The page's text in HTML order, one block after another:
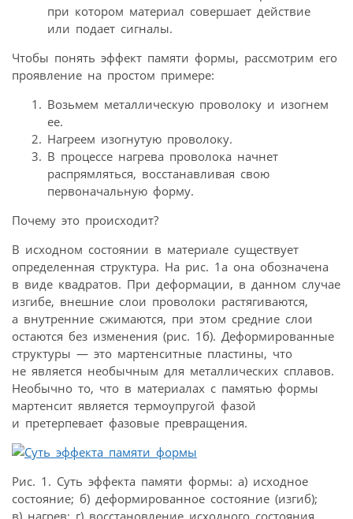
при котором материал совершает действие
или подает сигналы.
Чтобы понять эффект памяти формы, рассмотрим его
проявление на простом примере:
Возьмем металлическую проволоку и изогнем
ее.
Нагреем изогнутую проволоку.
В процессе нагрева проволока начнет
распрямляться, восстанавливая свою
первоначальную форму.
Почему это происходит?
В исходном состоянии в материале существует
определенная структура. На рис. 1а она обозначена
в виде квадратов. При деформации, в данном случае
изгибе, внешние слои проволоки растягиваются,
а внутренние сжимаются, при этом средние слои
остаются без изменения (рис. 1б). Деформированные
структуры — это мартенситные пластины, что
не является необычным для металлических сплавов.
Необычно то, что в материалах с памятью формы
мартенсит является термоупругой фазой
и претерпевает фазовые превращения.
Рис. 1. Суть эффекта памяти формы: а) исходное
состояние; б) деформированное состояние (изгиб);